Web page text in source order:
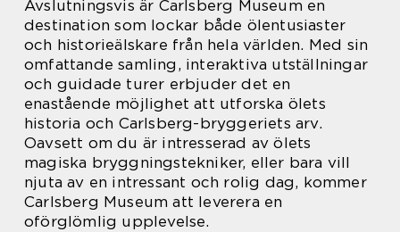
Avslutningsvis är Carlsberg Museum en
destination som lockar både ölentusiaster
och historieälskare från hela världen. Med sin
omfattande samling, interaktiva utställningar
och guidade turer erbjuder det en
enastående möjlighet att utforska ölets
historia och Carlsberg-bryggeriets arv.
Oavsett om du är intresserad av ölets
magiska bryggningstekniker, eller bara vill
njuta av en intressant och rolig dag, kommer
Carlsberg Museum att leverera en
oförglömlig upplevelse.